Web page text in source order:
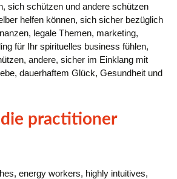
sich schützen und andere schützen
helfen können, sich sicher bezüglich
legale Themen, marketing,
für Ihr spirituelles business fühlen,
andere, sicher im Einklang mit
dauerhaftem Glück, Gesundheit und
practitioner
energy workers, highly intuitives,